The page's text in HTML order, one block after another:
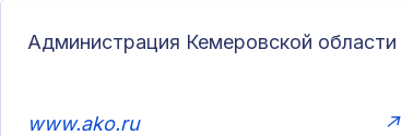
Администрация Кемеровской области
www.ako.ru ↗